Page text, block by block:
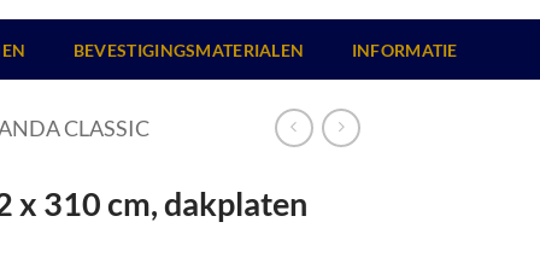
BEVESTIGINGSMATERIALEN INFORMATIE
CLASSIC
x 310 cm, dakplaten